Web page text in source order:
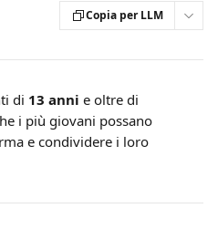
Copia per LLM
di 13 anni e oltre di
i più giovani possano
e condividere i loro